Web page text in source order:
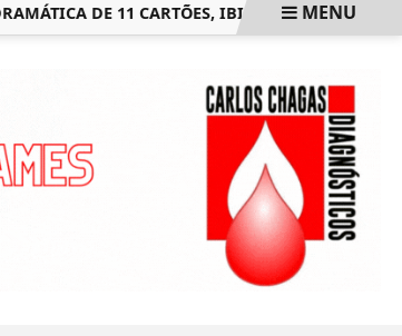
DE 11 CARTÕES, IBIPORÃ MULTIBELT
MENU